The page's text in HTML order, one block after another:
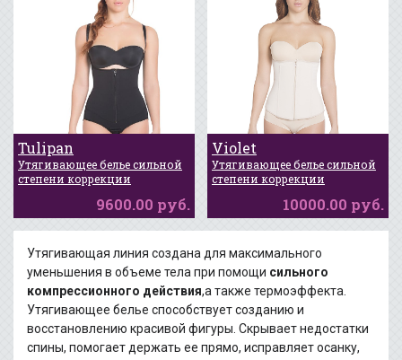
Tulipan
Утягивающее белье сильной
степени коррекции
9600.00 руб.
Violet
Утягивающее белье сильной
степени коррекции
10000.00 руб.
Утягивающая линия создана для максимального
уменьшения в объеме тела при помощи сильного
компрессионного действия,а также термоэффекта.
Утягивающее белье способствует созданию и
восстановлению красивой фигуры. Скрывает недостатки
спины, помогает держать ее прямо, исправляет осанку,